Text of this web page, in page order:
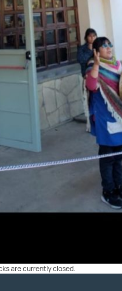
are currently closed.